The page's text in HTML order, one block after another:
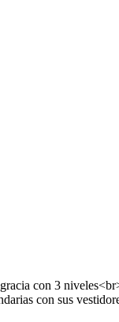
con 3
con sus